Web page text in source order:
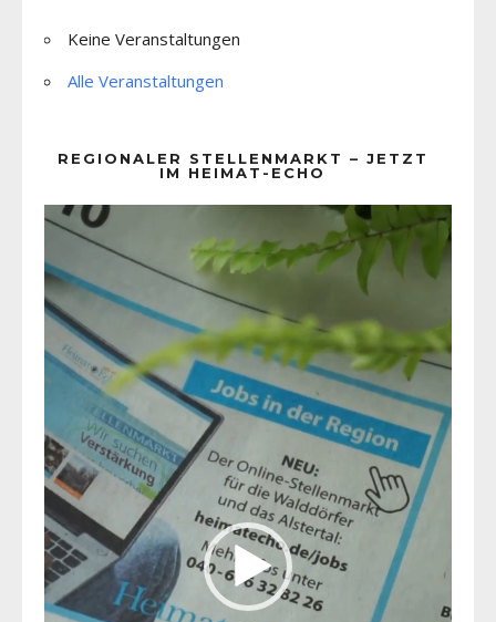
Keine Veranstaltungen
Alle Veranstaltungen
REGIONALER STELLENMARKT – JETZT
IM HEIMAT-ECHO
Player